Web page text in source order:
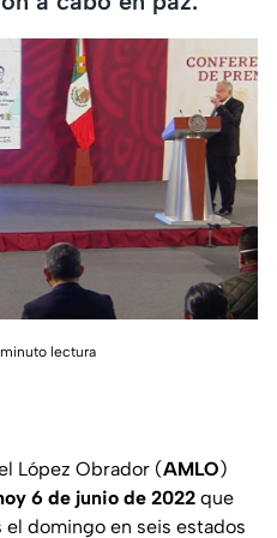
minuto lectura
López Obrador (AMLO)
6 de junio de 2022 que
el domingo en seis estados